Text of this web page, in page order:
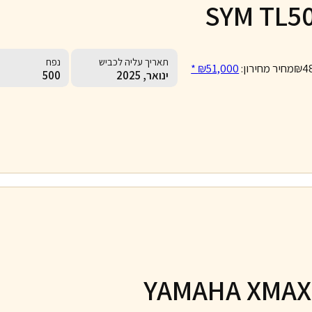
SYM
מחיר מחירון:₪51,000 * תאריך עליה לכביש
ינואר, 2025
נפח
500
YAMAHA